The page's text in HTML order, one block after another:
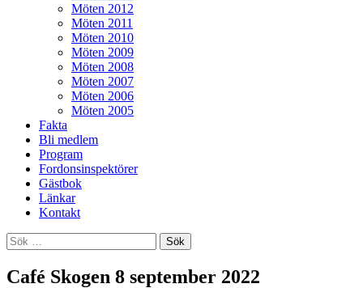
Möten 2012
Möten 2011
Möten 2010
Möten 2009
Möten 2008
Möten 2007
Möten 2006
Möten 2005
Fakta
Bli medlem
Program
Fordonsinspektörer
Gästbok
Länkar
Kontakt
Sök
efter:
Café Skogen 8 september 2022